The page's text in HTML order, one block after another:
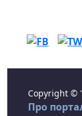
Copyright ©
Про